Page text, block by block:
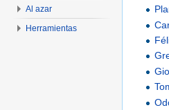
Al azar
Herramientas